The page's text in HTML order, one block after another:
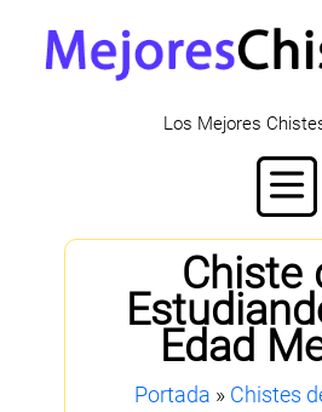
Los Mejores
Chiste
Edad
Portada » Chistes